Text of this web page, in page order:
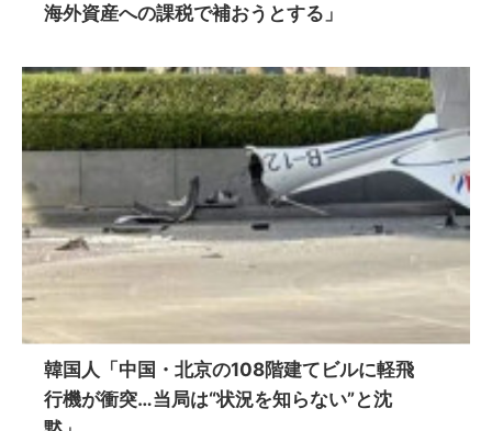
海外資産への課税で補おうとする」
韓国人「中国・北京の108階建てビルに軽飛
行機が衝突…当局は“状況を知らない”と沈